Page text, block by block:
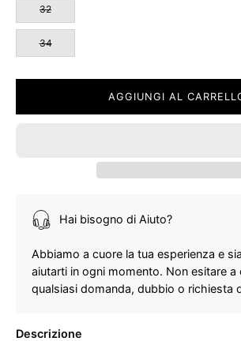
32
34
AGGIUNGI AL
Hai bisogno di Aiuto?
Abbiamo a cuore la tua esperienza e
aiutarti in ogni momento. Non esitare
qualsiasi domanda, dubbio o richiesta
Descrizione